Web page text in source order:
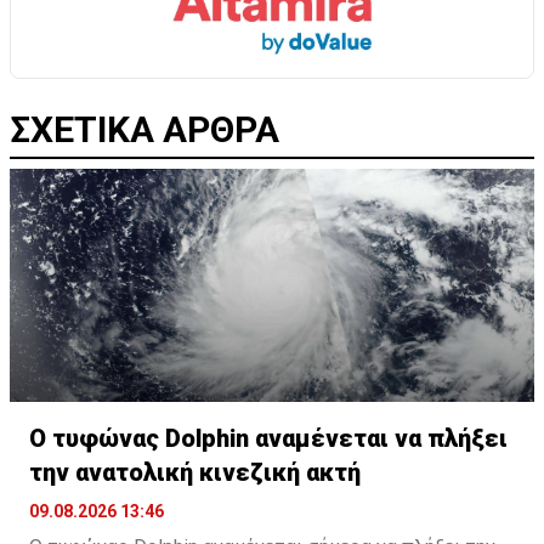
ΣΧΕΤΙΚΑ ΑΡΘΡΑ
Ο τυφώνας Dolphin αναμένεται να πλήξει
την ανατολική κινεζική ακτή
09.08.2026 13:46